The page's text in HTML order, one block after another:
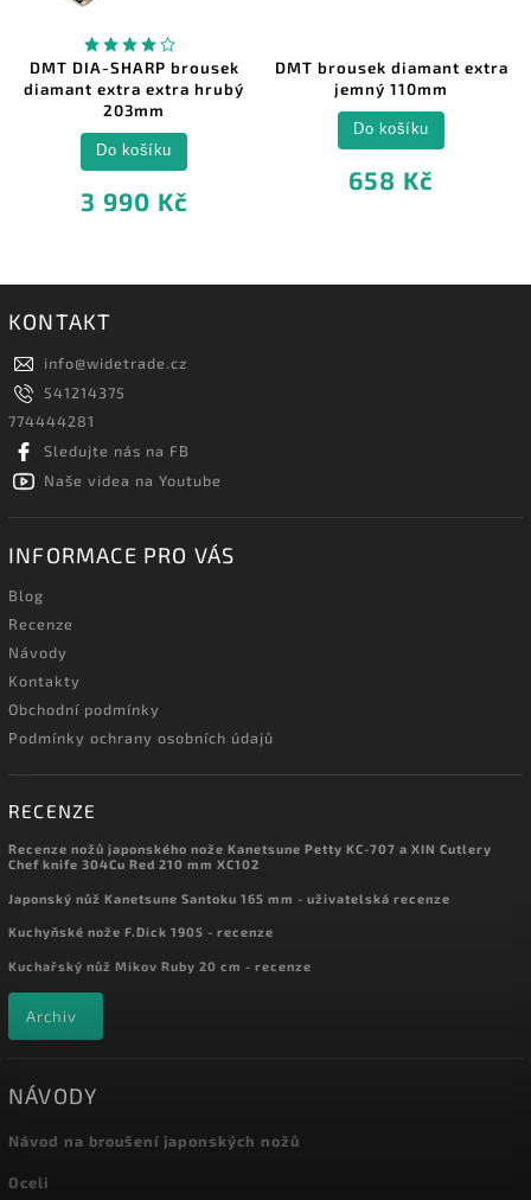
DMT DIA-SHARP brousek
diamant extra extra hrubý
203mm
3 990 Kč
Do košíku
DMT brousek diamant extra
jemný 110mm
658 Kč
Do košíku
KONTAKT
info@widetrade.cz
541214375
774444281
Sledujte nás na FB
Naše videa na Youtube
INFORMACE PRO VÁS
Blog
Recenze
Návody
Kontakty
Obchodní podmínky
Podmínky ochrany osobních údajů
RECENZE
Recenze nožů japonského nože Kanetsune Petty KC-707 a XIN Cutlery
Chef knife 304Cu Red 210 mm XC102
Japonský nůž Kanetsune Santoku 165 mm - uživatelská recenze
Kuchyňské nože F.Dick 1905 - recenze
Kuchařský nůž Mikov Ruby 20 cm - recenze
Archiv
NÁVODY
Návod na broušení japonských nožů
Oceli